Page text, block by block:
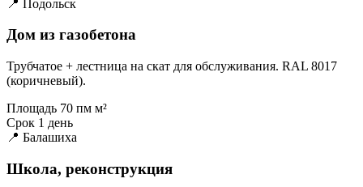
📍 Подольск
Дом из газобетона
Трубчатое + лестница на скат для обслуживания. RAL 8017
(коричневый).
Площадь 70 пм м²
Срок 1 день
📍 Балашиха
Школа, реконструкция